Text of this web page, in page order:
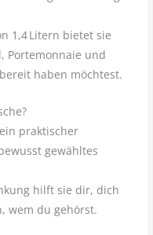
1,4 Litern bietet sie
Portemonnaie und
haben möchtest.
praktischer
gewähltes
hilft sie dir, dich
wem du gehörst.